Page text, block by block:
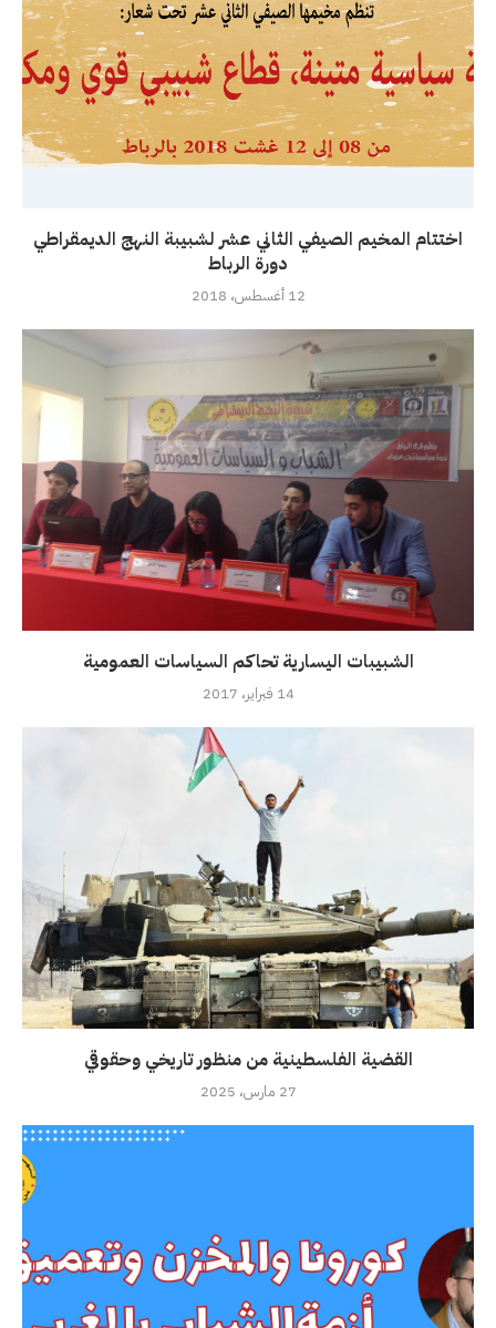
اختتام المخيم الصيفي الثاني عشر لشبيبة النهج الديمقراطي
دورة الرباط
12 أغسطس، 2018
الشبيبات اليسارية تحاكم السياسات العمومية
14 فبراير، 2017
القضية الفلسطينية من منظور تاريخي وحقوقي
27 مارس، 2025